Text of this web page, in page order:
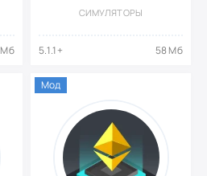
Мб
Бесплатные
СИМУЛЯТОРЫ
5.1.1+ 58 Мб
Мод